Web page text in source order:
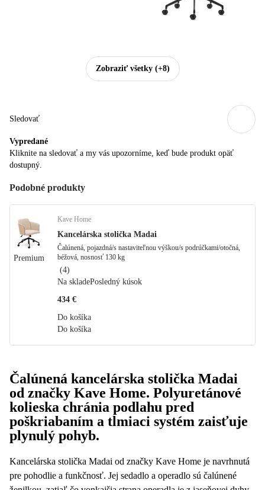
Zobraziť všetky(+8)
Sledovať
Vypredané
Kliknite na sledovať a my vás upozorníme, keď bude produkt opäť
dostupný.
Podobné produkty
Premium
Kave Home
Kancelárska stolička Madai
Čalúnená, pojazdná/s nastaviteľnou výškou/s podrúčkami/otočná,
béžová, nosnosť 130 kg
(4)
Na skladePosledný kúsok
434 €
Do košíka
Do košíka
Čalúnená kancelárska stolička Madai
od značky Kave Home. Polyuretánové
kolieska chránia podlahu pred
poškriabaním a tlmiaci systém zaisťuje
plynulý pohyb.
Kancelárska stolička Madai od značky Kave Home je navrhnutá
pre pohodlie a funkčnosť. Jej sedadlo a operadlo sú čalúnené